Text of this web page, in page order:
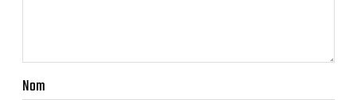
Nom